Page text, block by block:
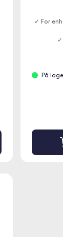
✓ For
✓
På